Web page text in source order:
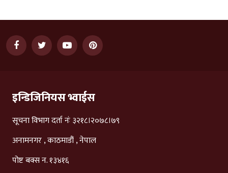
इन्डिजिनियस भ्वाईस
सूचना विभाग दर्ता नंः ३२१८।२०७८।७९
अनामनगर , काठमाडौं , नेपाल
पोष्ट बक्स न. १३४१६